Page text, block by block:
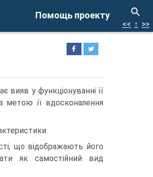
Помощь проекту
<< ↑ >>
вияв у функціонуванні її
метою її вдосконалення
що відображають його
як самостійний вид